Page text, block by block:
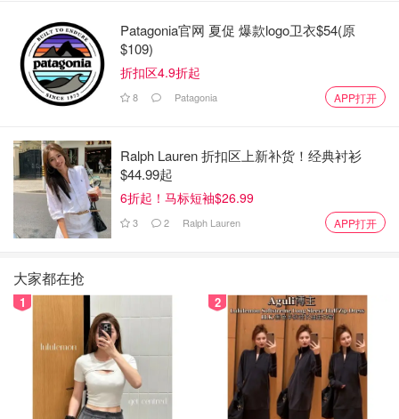
第二步：海关验核
离境时需提交：
发票
退税申请单
有效护照或身份证件
提交材料 → 核实无误 → 解除信用卡预授权 → 退税完成！
预付金 = 发票金额 × 退税率 - 手续费
未按约离境怎么办？
Patagonia官网 夏促 爆款logo卫衣$54(原
$109)
折扣区4.9折起
8 Patagonia APP打开
Ralph Lauren 折扣区上新补货！经典衬衫
$44.99起
6折起！马标短袖$26.99
3 2 Ralph Lauren APP打开
大家都在抢
1 2